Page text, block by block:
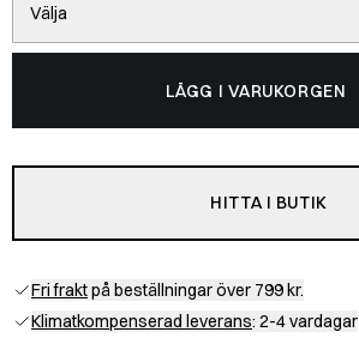
Välja
LÄGG I VARUKORGEN
HITTA I BUTIK
Fri fraktpå beställningar över 799 kr.
Klimatkompenserad leverans: 2-4 vardagar